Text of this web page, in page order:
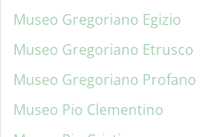
Museo Gregoriano Egizio
Museo Gregoriano Etrusco
Museo Gregoriano Profano
Museo Pio Clementino